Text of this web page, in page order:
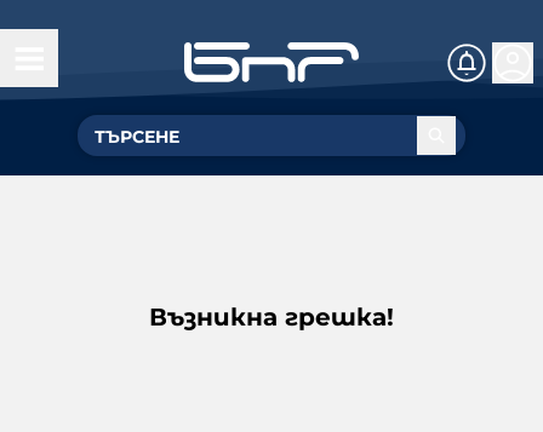
Възникна грешка!